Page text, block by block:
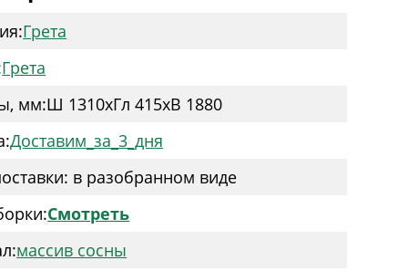
Грета
Грета
мм:Ш 1310xГл 415xВ 1880
Доставим_за_3_дня
в разобранном виде
Смотреть
массив сосны